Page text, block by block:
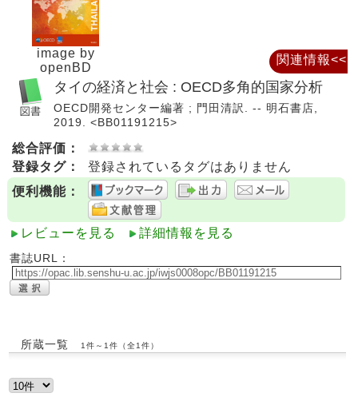
image by
openBD
タイの経済と社会 : OECD多角的国家分析
OECD開発センター編著 ; 門田清訳. -- 明石書店,
2019. <BB01191215>
総合評価：
登録タグ：
登録されているタグはありません
便利機能：
レビューを見る 詳細情報を見る
書誌URL：
所蔵一覧 1件～1件（全1件）
関連情報<<